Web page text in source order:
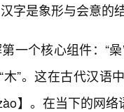
字是象形与会意的
一个核心组件：“
木”。这在古代汉
】。在当下的网